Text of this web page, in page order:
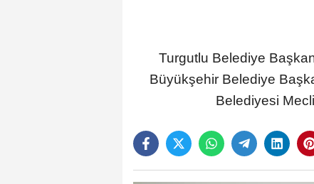
Turgutlu Belediye
Büyükşehir Belediye
Belediyesi